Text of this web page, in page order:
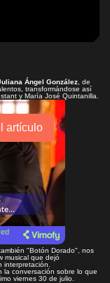
Ángel González , de
transformándose así
y María José Quintanilla.
artículo
"Botón Dorado", nos
musical que dejó
interpretación.
la conversación sobre lo que
viernes 30 de julio.